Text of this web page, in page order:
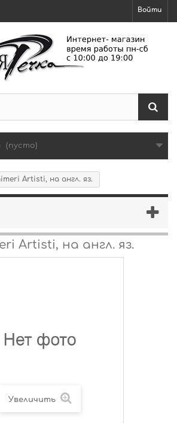
Войти
(пусто)
Artisti, на англ. яз.
Artisti, на англ. яз.
Увеличить